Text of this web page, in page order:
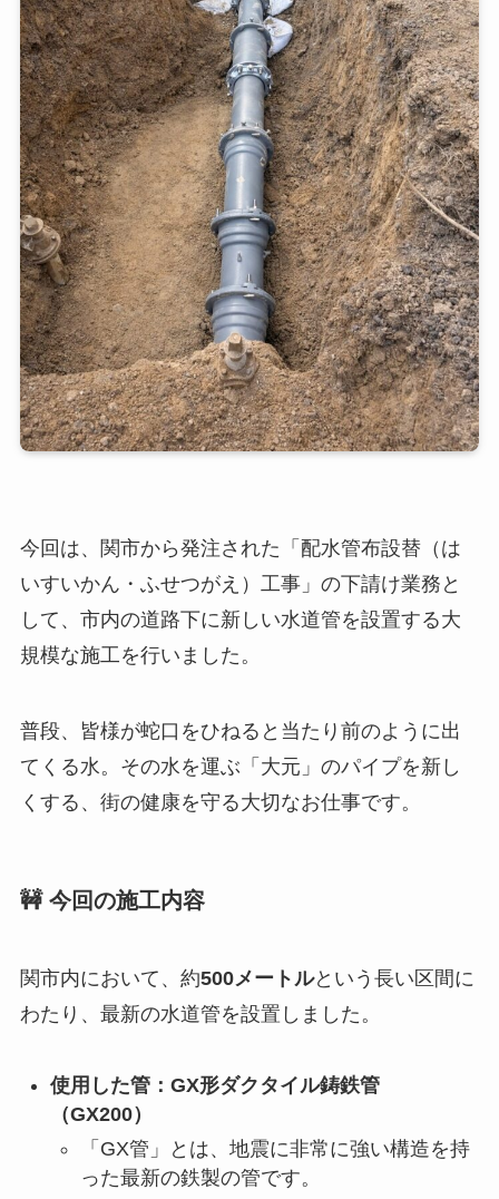
今回は、関市から発注された「配水管布設替（は
いすいかん・ふせつがえ）工事」の下請け業務と
して、市内の道路下に新しい水道管を設置する大
規模な施工を行いました。
普段、皆様が蛇口をひねると当たり前のように出
てくる水。その水を運ぶ「大元」のパイプを新し
くする、街の健康を守る大切なお仕事です。
🚧 今回の施工内容
関市内において、約500メートルという長い区間に
わたり、最新の水道管を設置しました。
使用した管：GX形ダクタイル鋳鉄管
（GX200）
「GX管」とは、地震に非常に強い構造を持
った最新の鉄製の管です。